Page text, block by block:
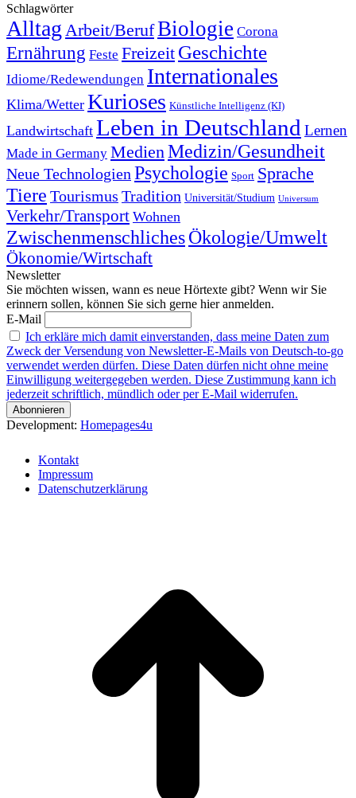
Schlagwörter
Alltag Arbeit/BerufBiologie Corona
Ernährung Feste Freizeit Geschichte
Idiome/Redewendungen Internationales
Klima/Wetter Kurioses Künstliche Intelligenz (KI)
Landwirtschaft Leben in Deutschland Lernen
Made in Germany Medien Medizin/Gesundheit
Neue Technologien Psychologie Sport Sprache
Tiere Tourismus Tradition Universität/Studium Universum
Verkehr/Transport Wohnen
ZwischenmenschlichesÖkologie/Umwelt
Ökonomie/Wirtschaft
Newsletter
Sie möchten wissen, wann es neue Hörtexte gibt? Wenn wir Sie
erinnern sollen, können Sie sich gerne hier anmelden.
E-Mail
Ich erkläre mich damit einverstanden, dass meine Daten zum
Zweck der Versendung von Newsletter-E-Mails von Deutsch-to-go
verwendet werden dürfen. Diese Daten dürfen nicht ohne meine
Einwilligung weitergegeben werden. Diese Zustimmung kann ich
jederzeit schriftlich, mündlich oder per E-Mail widerrufen.
Development: Homepages4u
Kontakt
Impressum
Datenschutzerklärung